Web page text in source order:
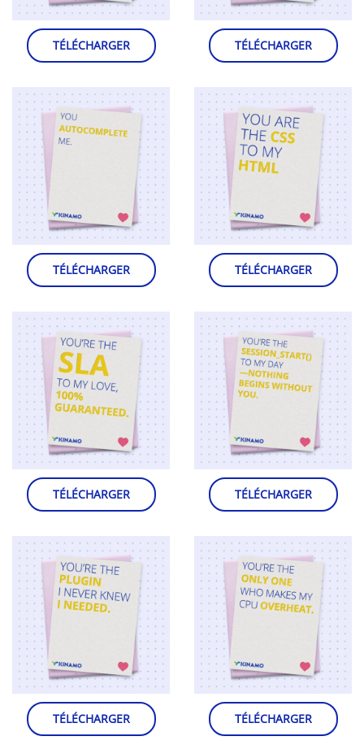
TÉLÉCHARGER TÉLÉCHARGER
TÉLÉCHARGER TÉLÉCHARGER
TÉLÉCHARGER TÉLÉCHARGER
TÉLÉCHARGER TÉLÉCHARGER